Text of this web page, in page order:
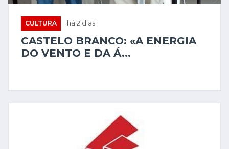
CULTURA há 2 dias
CASTELO BRANCO: «A ENERGIA
DO VENTO E DA Á...